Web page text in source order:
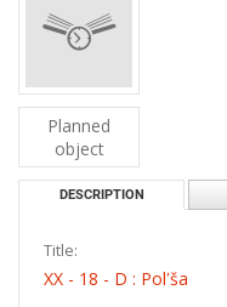
Planned
object
DESCRIPTION
Title:
XX - 18 - D : Polʹša